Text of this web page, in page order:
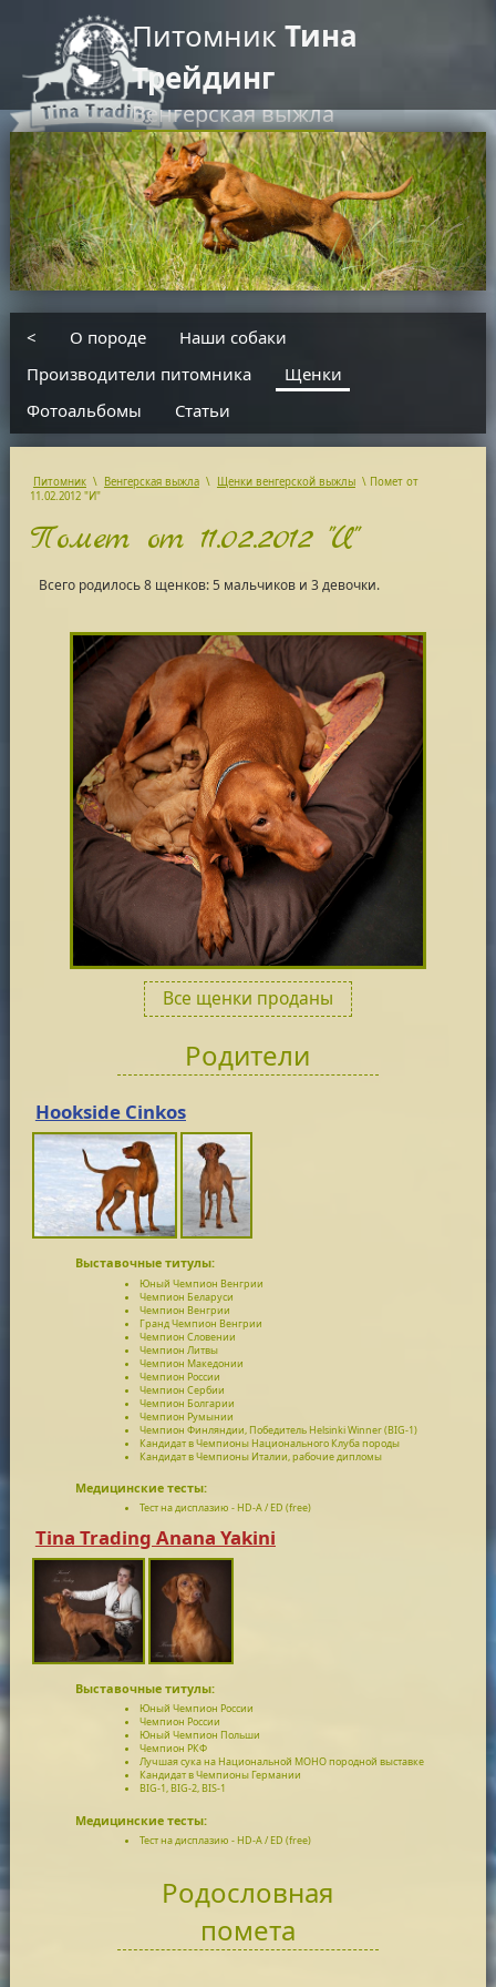
Питомник Тина
Трейдинг
Венгерская выжла
RU EN
введите текст для поиска
< О породе
Наши собаки
Производители питомника
Щенки
Фотоальбомы
Статьи
Питомник \ Венгерская выжла \ Щенки венгерской выжлы \ Помет от
11.02.2012 "И"
Помет от 11.02.2012 "И"
Всего родилось 8 щенков: 5 мальчиков и 3 девочки.
Все щенки проданы
Родители
Hookside Cinkos
Выставочные титулы:
Юный Чемпион Венгрии
Чемпион Беларуси
Чемпион Венгрии
Гранд Чемпион Венгрии
Чемпион Словении
Чемпион Литвы
Чемпион Македонии
Чемпион России
Чемпион Сербии
Чемпион Болгарии
Чемпион Румынии
Чемпион Финляндии, Победитель Helsinki Winner (BIG-1)
Кандидат в Чемпионы Национального Клуба породы
Кандидат в Чемпионы Италии, рабочие дипломы
Медицинские тесты:
Тест на дисплазию - HD-A / ED (free)
Tina Trading Anana Yakini
Выставочные титулы:
Юный Чемпион России
Чемпион России
Юный Чемпион Польши
Чемпион РКФ
Лучшая сука на Национальной МОНО породной выставке
Кандидат в Чемпионы Германии
BIG-1, BIG-2, BIS-1
Медицинские тесты:
Тест на дисплазию - HD-A / ED (free)
Родословная
помета